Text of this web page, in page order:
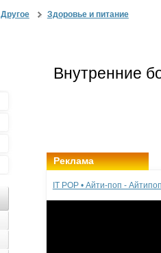
Другое Здоровье и питание
Реклама
IT POP • Айти-поп -